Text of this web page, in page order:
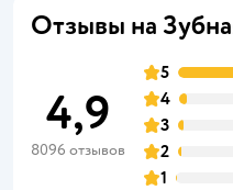
Отзывы на
4,9
8096 отзывов
5
4
3
2
1